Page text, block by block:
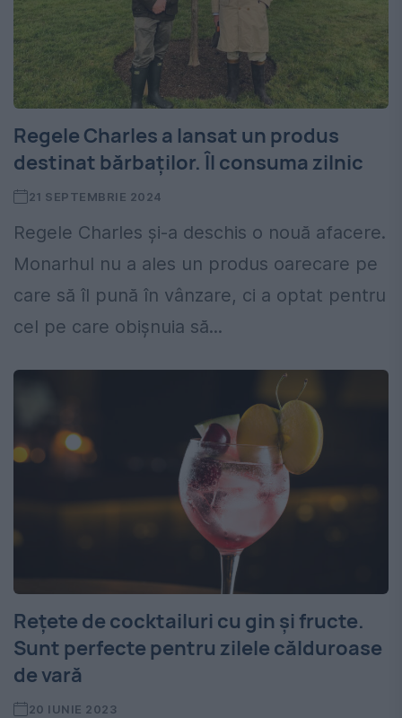
Regele Charles a lansat un produs
destinat bărbaților. Îl consuma zilnic
21 SEPTEMBRIE 2024
Regele Charles și-a deschis o nouă afacere.
Monarhul nu a ales un produs oarecare pe
care să îl pună în vânzare, ci a optat pentru
cel pe care obișnuia să...
Rețete de cocktailuri cu gin și fructe.
Sunt perfecte pentru zilele călduroase
de vară
20 IUNIE 2023